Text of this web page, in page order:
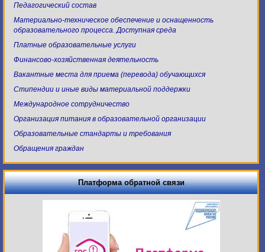
Педагогический состав
Материально-техническое обеспечение и оснащенность
образовательного процесса. Доступная среда
Платные образовательные услуги
Финансово-хозяйственная деятельность
Вакантные места для приема (перевода) обучающихся
Стипендии и иные виды материальной поддержки
Международное сотрудничество
Организация питания в образовательной организации
Образовательные стандарты и требования
Обращения граждан
Платформа обратной связи